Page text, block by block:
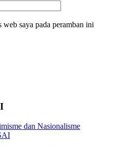
web saya pada peramban ini